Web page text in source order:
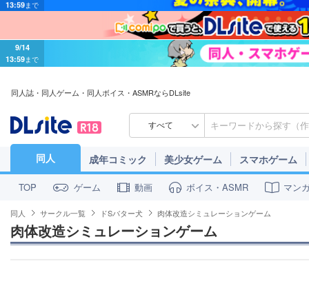
13:59まで
同人誌・同人ゲーム・同人ボイス・ASMRならDLsite
すべて
同人 成年コミック 美少女ゲーム スマホゲーム
TOP ゲーム 動画 ボイス・ASMR マン
同人 サークル一覧 ドSバター犬 肉体改造シミュレーションゲーム
肉体改造シミュレーションゲーム